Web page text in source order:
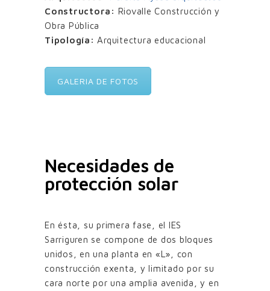
Constructora: Riovalle Construcción y
Obra Pública
Tipología: Arquitectura educacional
GALERIA DE FOTOS
Necesidades de
protección solar
En ésta, su primera fase, el IES
Sarriguren se compone de dos bloques
unidos, en una planta en «L», con
construcción exenta, y limitado por su
cara norte por una amplia avenida, y en